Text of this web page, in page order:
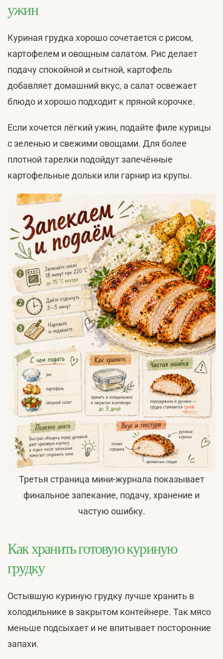
ужин
Куриная грудка хорошо сочетается с рисом,
картофелем и овощным салатом. Рис делает
подачу спокойной и сытной, картофель
добавляет домашний вкус, а салат освежает
блюдо и хорошо подходит к пряной корочке.
Если хочется лёгкий ужин, подайте филе курицы
с зеленью и свежими овощами. Для более
плотной тарелки подойдут запечённые
картофельные дольки или гарнир из крупы.
Третья страница мини-журнала показывает
финальное запекание, подачу, хранение и
частую ошибку.
Как хранить готовую куриную
грудку
Остывшую куриную грудку лучше хранить в
холодильнике в закрытом контейнере. Так мясо
меньше подсыхает и не впитывает посторонние
запахи.